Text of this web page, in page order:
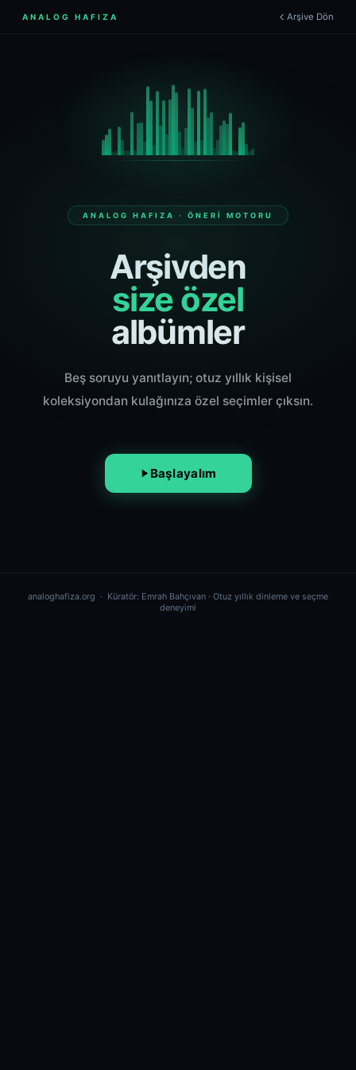
ANALOG HAFIZA Arşive Dön
ANALOG HAFIZA · ÖNERI MOTORU
Arşivden
size özel
albümler
Beş soruyu yanıtlayın; otuz yıllık kişisel
koleksiyondan kulağınıza özel seçimler çıksın.
Başlayalım
analoghafiza.org · Küratör: Emrah Bahçıvan · Otuz yıllık dinleme ve seçme
deneyimi